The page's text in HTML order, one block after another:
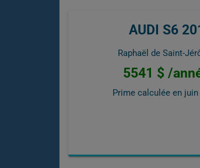
AUDI S6
Raphaël de Saint-
5541 $ /
Prime calculée en juin